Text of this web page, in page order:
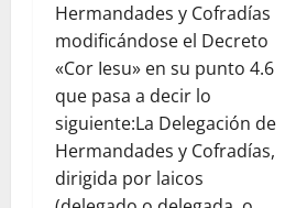
Hermandades y Cofradías
modificándose el Decreto
«Cor Iesu» en su punto 4.6
que pasa a decir lo
siguiente:La Delegación de
Hermandades y Cofradías,
dirigida por laicos